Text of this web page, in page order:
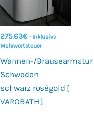
275.63€ - Inklusive
Mehrwertsteuer
Wannen-/Brausearmatur
Schweden
schwarz roségold [
VAROBATH ]